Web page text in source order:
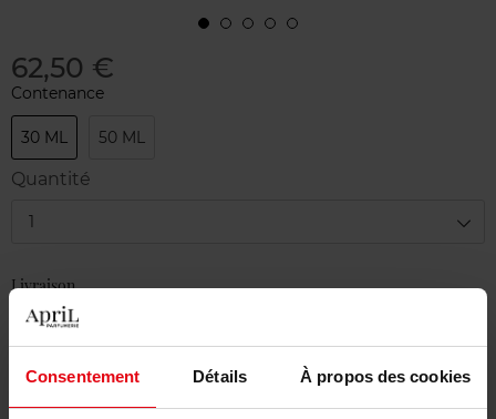
Consentement Détails À propos des cookies
62,50 €
Contenance
30 ML 50 ML
Quantité
1
Livraison
Cet article n'est plus disponible pour le moment